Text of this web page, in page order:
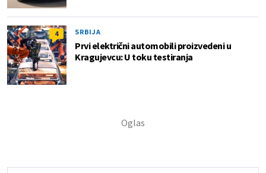
4 SRBIJA
Prvi električni automobili proizvedeni u
Kragujevcu: U toku testiranja